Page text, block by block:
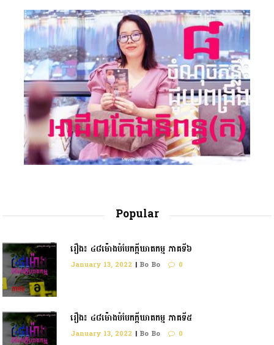
Popular
រឿង៖ ៤៨ម៉ោងបំបែកក្តីឃាតកម្ម ភាគទី៦
January 13, 2022 | Bo Bo 0
រឿង៖ ៤៨ម៉ោងបំបែកក្ដីឃាតកម្ម ភាគទី៥
January 13, 2022 | Bo Bo 0